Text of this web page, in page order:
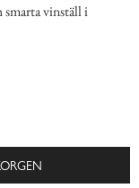
vinställ i